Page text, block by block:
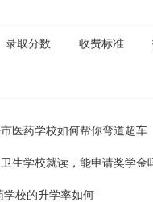
录取分数 收费标准
医药学校如何帮你弯道超车
生学校就读，能申请奖学金
学校的升学率如何